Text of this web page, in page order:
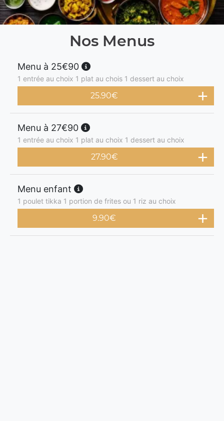
Nos Menus
Menu à 25€90
1 entrée au choix 1 plat au chois 1 dessert au choix
25.90€
Menu à 27€90
1 entrée au choix 1 plat au choix 1 dessert au choix
27.90€
Menu enfant
1 poulet tikka 1 portion de frites ou 1 riz au choix
9.90€